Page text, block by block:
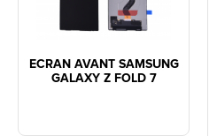
ECRAN AVANT SAMSUNG
GALAXY Z FOLD 7